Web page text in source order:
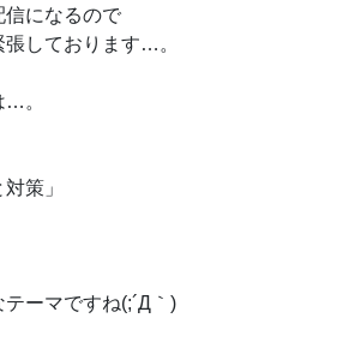
信になるので
しております…。
は…。
策」
ーマですね(;´Д｀)